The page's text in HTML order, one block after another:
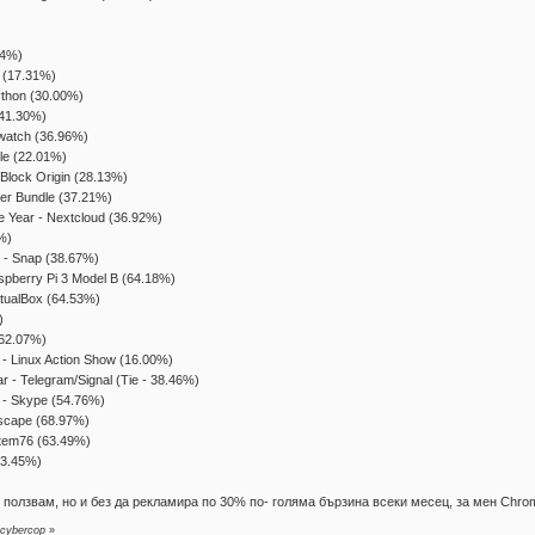
(30.00%)
(36.96%)
(22.01%)
Origin (28.13%)
Bundle (37.21%)
Year - Nextcloud (36.92%)
Snap (38.67%)
Pi 3 Model B (64.18%)
(64.53%)
Linux Action Show (16.00%)
- Telegram/Signal (Tie - 38.46%)
- Skype (54.76%)
(68.97%)
(63.49%)
но и без да рекламира по 30% по- голяма бързина всеки месец, за мен
»